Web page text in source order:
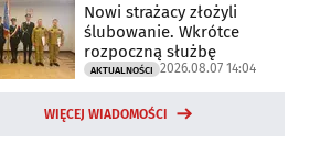
Nowi strażacy złożyli
ślubowanie. Wkrótce
rozpoczną służbę
AKTUALNOŚCI 2026.08.07 14:04
WIĘCEJ WIADOMOŚCI